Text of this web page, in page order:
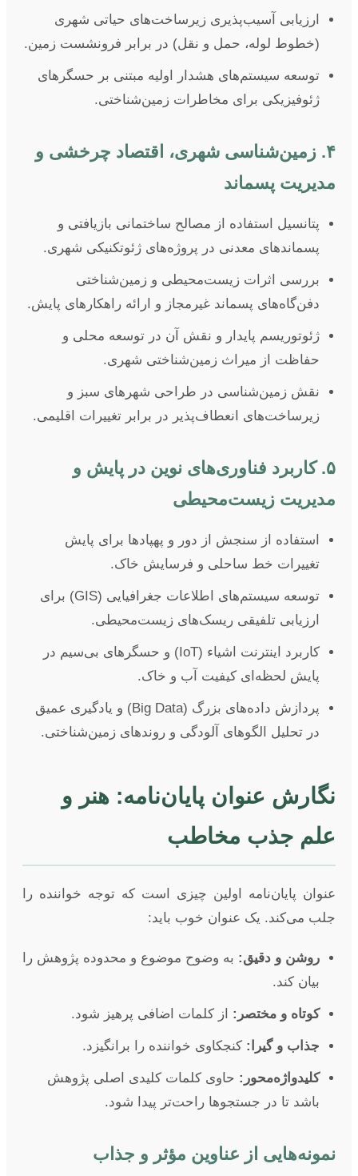
ارزیابی آسیب‌پذیری زیرساخت‌های حیاتی شهری
(خطوط لوله، حمل و نقل) در برابر فرونشست زمین.
توسعه سیستم‌های هشدار اولیه مبتنی بر حسگرهای
ژئوفیزیکی برای مخاطرات زمین‌شناختی.
۴. زمین‌شناسی شهری، اقتصاد چرخشی و
مدیریت پسماند
پتانسیل استفاده از مصالح ساختمانی بازیافتی و
پسماندهای معدنی در پروژه‌های ژئوتکنیکی شهری.
بررسی اثرات زیست‌محیطی و زمین‌شناختی
دفن‌گاه‌های پسماند غیرمجاز و ارائه راهکارهای پایش.
ژئوتوریسم پایدار و نقش آن در توسعه محلی و
حفاظت از میراث زمین‌شناختی شهری.
نقش زمین‌شناسی در طراحی شهرهای سبز و
زیرساخت‌های انعطاف‌پذیر در برابر تغییرات اقلیمی.
۵. کاربرد فناوری‌های نوین در پایش و
مدیریت زیست‌محیطی
استفاده از سنجش از دور و پهپادها برای پایش
تغییرات خط ساحلی و فرسایش خاک.
توسعه سیستم‌های اطلاعات جغرافیایی (GIS) برای
ارزیابی تلفیقی ریسک‌های زیست‌محیطی.
کاربرد اینترنت اشیاء (IoT) و حسگرهای بی‌سیم در
پایش لحظه‌ای کیفیت آب و خاک.
پردازش داده‌های بزرگ (Big Data) و یادگیری عمیق
در تحلیل الگوهای آلودگی و روندهای زمین‌شناختی.
نگارش عنوان پایان‌نامه: هنر و
علم جذب مخاطب
عنوان پایان‌نامه اولین چیزی است که توجه خواننده را
جلب می‌کند. یک عنوان خوب باید:
روشن و دقیق: به وضوح موضوع و محدوده پژوهش را
بیان کند.
کوتاه و مختصر: از کلمات اضافی پرهیز شود.
جذاب و گیرا: کنجکاوی خواننده را برانگیزد.
کلیدواژه‌محور: حاوی کلمات کلیدی اصلی پژوهش
باشد تا در جستجوها راحت‌تر پیدا شود.
نمونه‌هایی از عناوین مؤثر و جذاب